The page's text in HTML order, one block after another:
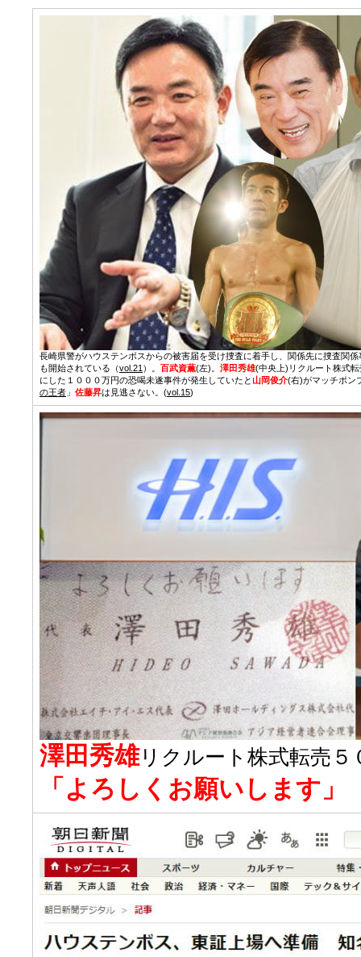
長崎県警がハウステンボスからの被害届を受け捜査に着手し、関係先に捜査関
も開始されている（vol.21 ）。 百武資薫(左)。 澤田秀雄(中央上)リクルート株式
にした１０００万円の恐喝未遂事件が発生していたと山岡俊介(右)がマッチポン
の王者 」 佐藤昇は見逃さない。(vol.15)
澤田秀雄リクルート株式転売５
「よろしくお願いします」